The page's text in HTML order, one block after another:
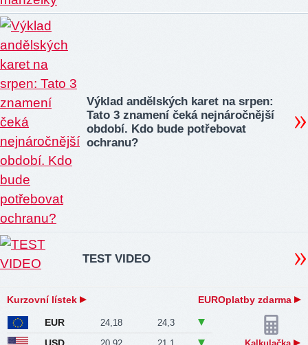
Výklad andělských karet na srpen:
Tato 3 znamení čeká nejnáročnější
období. Kdo bude potřebovat
ochranu?
TEST VIDEO
Kurzovní lístek EUROplatby zdarma
EUR 24,18 24,3